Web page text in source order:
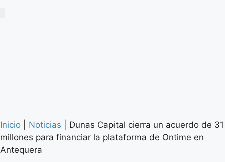
Inicio Noticias
Dunas Capital cierra un acuerdo de 31
millones para financiar la plataforma de Ontime en
Antequera